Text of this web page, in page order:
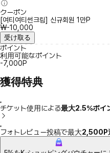
クーポン
[여티여티썬크림] 신규회원 1만P
₩-10,000
受け取る
ポイント
利用可能なポイント
-7,000P
獲得特典
チケット使用による最大2.5％ポイ
フォトレビュー投稿で最大2,500P